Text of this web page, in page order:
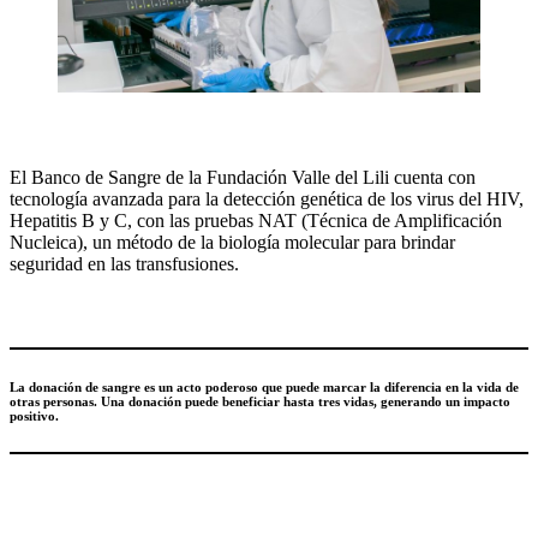
El Banco de Sangre de la Fundación Valle del Lili cuenta con
tecnología avanzada para la detección genética de los virus del HIV,
Hepatitis B y C, con las pruebas NAT (Técnica de Amplificación
Nucleica), un método de la biología molecular para brindar
seguridad en las transfusiones.
La donación de sangre es un acto poderoso que puede marcar la diferencia en la vida de
otras personas. Una donación puede beneficiar hasta tres vidas, generando un impacto
positivo.